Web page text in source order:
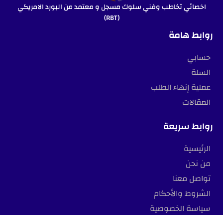
اخصائي تخاطب وفني سلوك مسجل و معتمد من البورد الامريكي
(RBT)
روابط هامة
حسابي
السلة
عملية إنهاء الطلب
المقالات
روابط سريعة
الرئيسية
من نحن
تواصل معنا
الشروط والأحكام
سياسة الخصوصية